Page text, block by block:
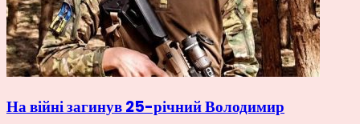
На війні загинув 25-річний Володимир